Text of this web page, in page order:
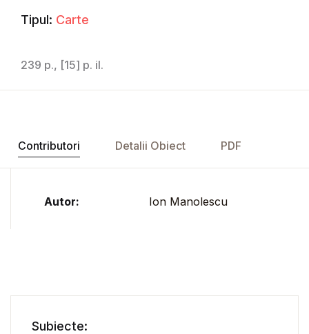
Tipul: Carte
239 p., [15] p. il.
Contributori Detalii Obiect PDF
Autor: Ion Manolescu
Subiecte: